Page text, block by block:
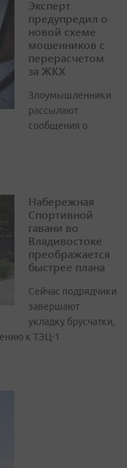
Эксперт
предупредил о
новой схеме
мошенников с
перерасчетом
за ЖКХ
Злоумышленники
рассылают
сообщения о
Набережная
Спортивной
гавани во
Владивостоке
преображается
быстрее плана
Сейчас подрядчики
завершают
укладку брусчатки,
к ТЭЦ-1